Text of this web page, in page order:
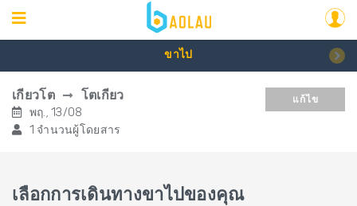
ขาไป
เกียวโต โตเกียว
พฤ., 13/08
1 จำนวนผู้โดยสาร
แก้ไข
เลือกการเดินทางขาไปของคุณ